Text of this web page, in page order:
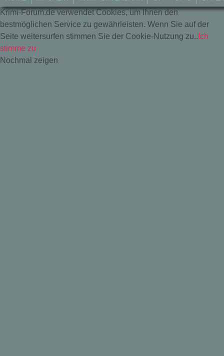
Krimi-Forum.de verwendet Cookies, um Ihnen den
bestmöglichen Service zu gewährleisten. Wenn Sie auf der
Seite weitersurfen stimmen Sie der Cookie-Nutzung zu.. Ich
stimme zu
Nochmal zeigen